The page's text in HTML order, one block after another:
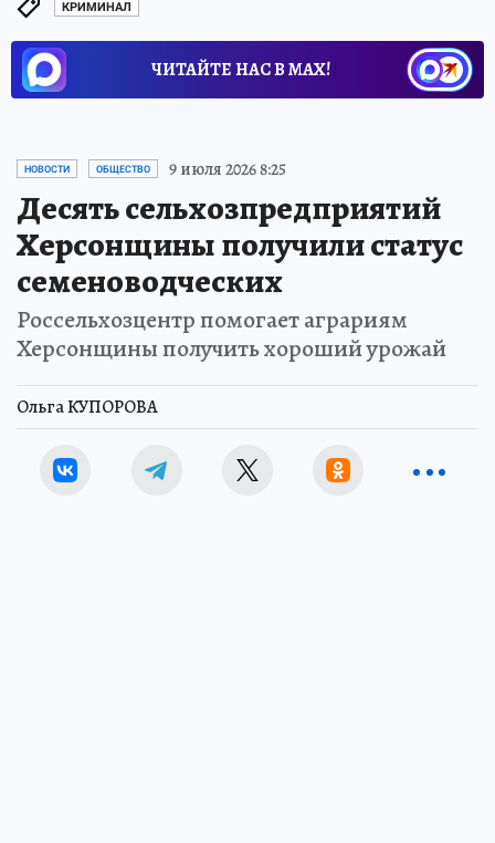
КРИМИНАЛ
ЧИТАЙТЕ НАС В МАХ!
НОВОСТИ ОБЩЕСТВО 9 июля 2026 8:25
Десять сельхозпредприятий
Херсонщины получили статус
семеноводческих
Россельхозцентр помогает аграриям
Херсонщины получить хороший урожай
Ольга КУПОРОВА